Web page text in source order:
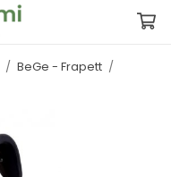
/ BeGe - Frapett /